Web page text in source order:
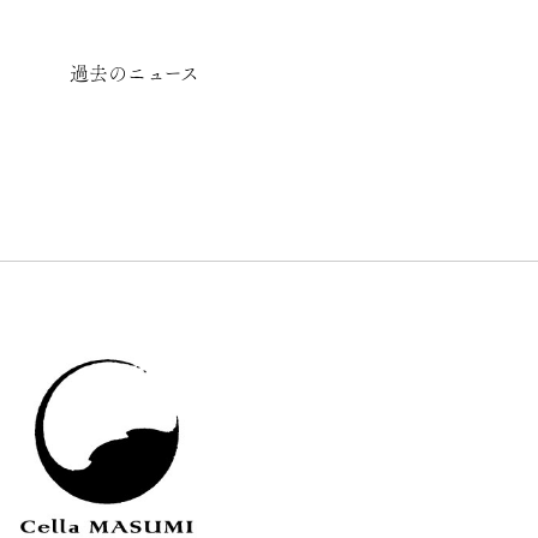
過去のニュース